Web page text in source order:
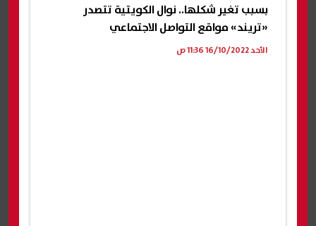
بسبب تغير شكلها.. نوال الكويتية تتصدر
«تريند» مواقع التواصل الاجتماعي
الأحد 16/10/2022 11:36 ص